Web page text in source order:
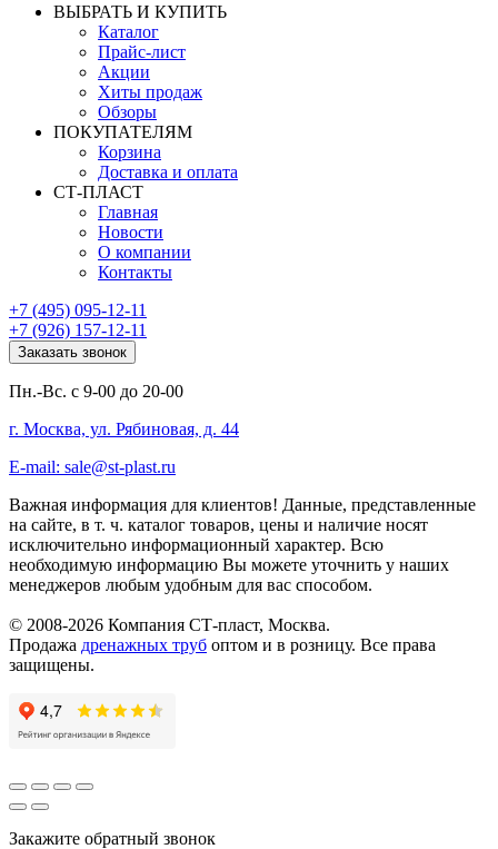
ВЫБРАТЬ И КУПИТЬ
Каталог
Прайс-лист
Акции
Хиты продаж
Обзоры
ПОКУПАТЕЛЯМ
Корзина
Доставка и оплата
СТ-ПЛАСТ
Главная
Новости
О компании
Контакты
+7 (495) 095-12-11
+7 (926) 157-12-11
Заказать звонок
Пн.-Вс. с 9-00 до 20-00
г. Москва, ул. Рябиновая, д. 44
E-mail: sale@st-plast.ru
Важная информация для клиентов! Данные, представленные
на сайте, в т. ч. каталог товаров, цены и наличие носят
исключительно информационный характер. Всю
необходимую информацию Вы можете уточнить у наших
менеджеров любым удобным для вас способом.
© 2008-2026 Компания СТ-пласт, Москва.
Продажа дренажных труб оптом и в розницу. Все права
защищены.
Закажите обратный звонок